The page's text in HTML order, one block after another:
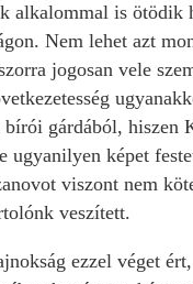
alkalommal is ötödik
Nem lehet azt
jogosan vele
bírói gárdából, hiszen
ugyanilyen képet
viszont nem
veszített.
ezzel véget